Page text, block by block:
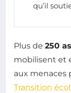
qu’il
Plus de 250
mobilisent et
aux menaces
Transition